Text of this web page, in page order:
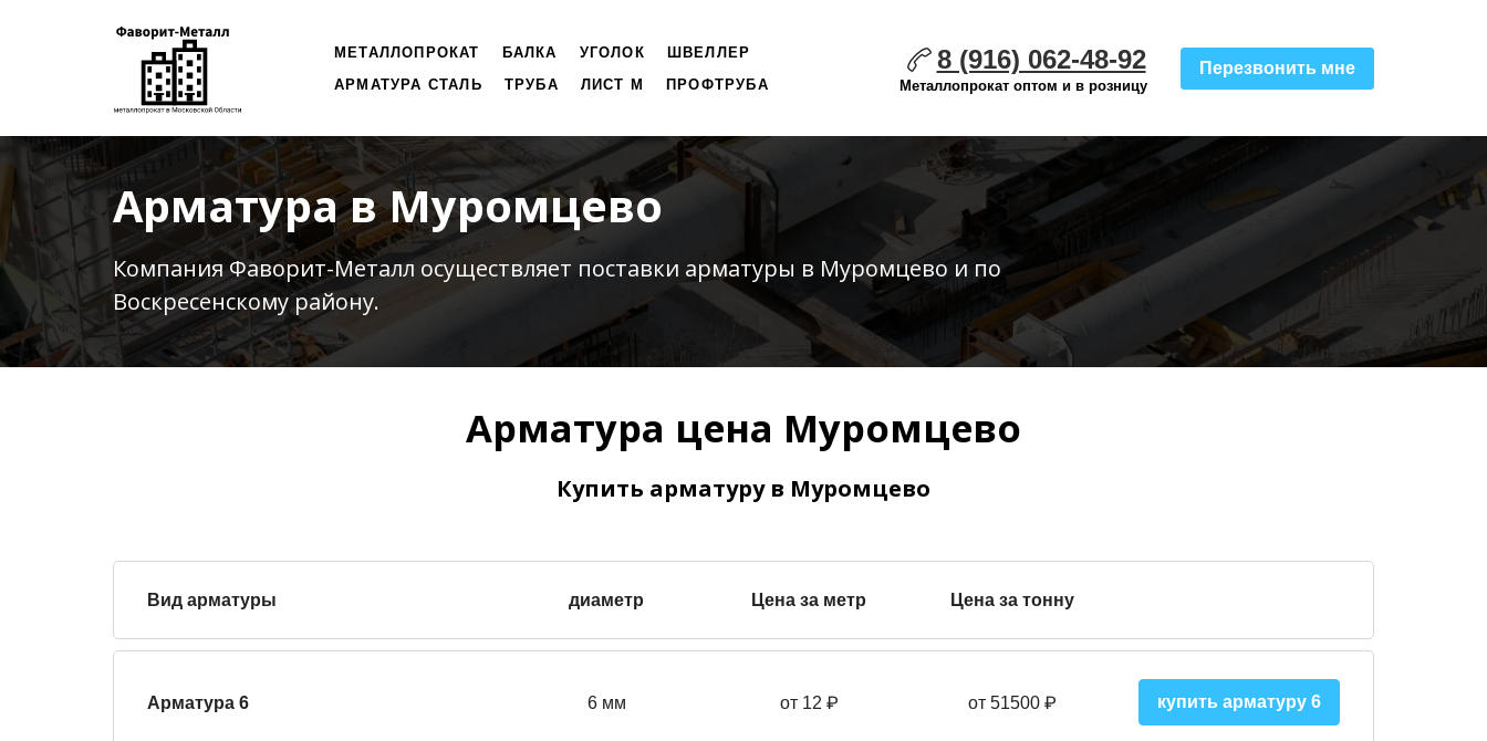
МЕТАЛЛОПРОКАТ БАЛКА УГОЛОК
ШВЕЛЛЕР
АРМАТУРА СТАЛЬ
ТРУБА ЛИСТ М ПРОФТРУБА
8 (916) 062-48-92
Металлопрокат оптом и в розницу
Перезвонить мне
Арматура в Муромцево
Компания Фаворит-Металл осуществляет поставки арматуры в Муромцево и по
Воскресенскому району.
Арматура цена Муромцево
Купить арматуру в Муромцево
Вид арматуры диаметр Цена за метр Цена за тонну
Арматура 6 6 мм от 12 ₽ от 51500₽ купить арматуру 6